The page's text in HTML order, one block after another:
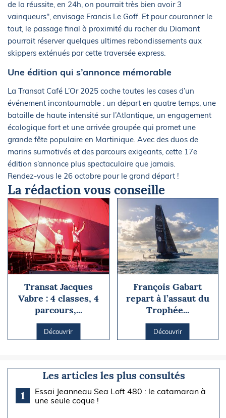
de la réussite, en 24h, on pourrait très bien avoir 3
vainqueurs", envisage Francis Le Goff. Et pour couronner le
tout, le passage final à proximité du rocher du Diamant
pourrait réserver quelques ultimes rebondissements aux
skippers exténués par cette traversée express.
Une édition qui s’annonce mémorable
La Transat Café L’Or 2025 coche toutes les cases d’un
événement incontournable : un départ en quatre temps, une
bataille de haute intensité sur l’Atlantique, un engagement
écologique fort et une arrivée groupée qui promet une
grande fête populaire en Martinique. Avec des duos de
marins surmotivés et des parcours exigeants, cette 17e
édition s’annonce plus spectaculaire que jamais.
Rendez-vous le 26 octobre pour le grand départ !
La rédaction vous conseille
Transat Jacques
Vabre : 4 classes, 4
parcours,...
Découvrir
François Gabart
repart à l’assaut du
Trophée...
Découvrir
Les articles les plus consultés
1
Essai Jeanneau Sea Loft 480 : le catamaran à
une seule coque !